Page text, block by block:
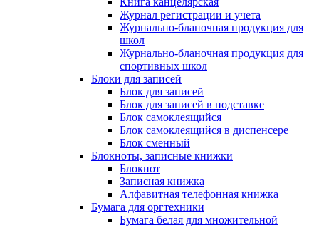
Журнал регистрации и учета
Журнально-бланочная продукция для
школ
Журнально-бланочная продукция для
спортивных школ
Блоки для записей
Блок для записей
Блок для записей в подставке
Блок самоклеящийся
Блок самоклеящийся в диспенсере
Блок сменный
Блокноты, записные книжки
Блокнот
Записная книжка
Алфавитная телефонная книжка
Бумага для оргтехники
Бумага белая для множительной